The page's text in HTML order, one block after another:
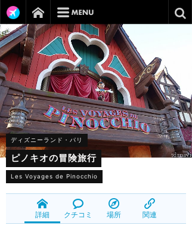
ディズニーランド・パリ
ピノキオの冒険旅行
Les Voyages de Pinocchio
詳細 クチコミ 場所 関連